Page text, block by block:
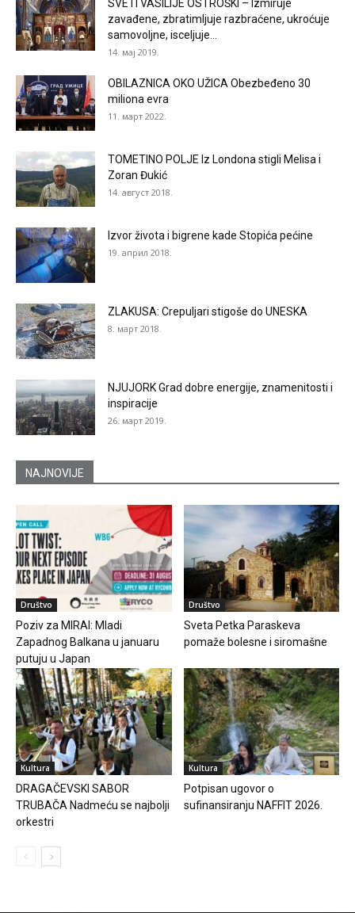
SVETI VASILIJE OSTROŠKI – Izmiruje
zavađene, zbratimljuje razbraćene, ukroćuje
samovoljne, isceljuje...
14. мај 2019.
OBILAZNICA OKO UŽICA Obezbeđeno 30
miliona evra
11. март 2022.
TOMETINO POLJE Iz Londona stigli Melisa i
Zoran Đukić
14. август 2018.
Izvor života i bigrene kade Stopića pećine
19. април 2018.
ZLAKUSA: Crepuljari stigoše do UNESKA
8. март 2018.
NJUJORK Grad dobre energije, znamenitosti i
inspiracije
26. март 2019.
NAJNOVIJE
Društvo
Poziv za MIRAI: Mladi
Zapadnog Balkana u januaru
putuju u Japan
Društvo
Sveta Petka Paraskeva
pomaže bolesne i siromašne
Kultura
DRAGAČEVSKI SABOR
TRUBAČA Nadmeću se najbolji
orkestri
Kultura
Potpisan ugovor o
sufinansiranju NAFFIT 2026.